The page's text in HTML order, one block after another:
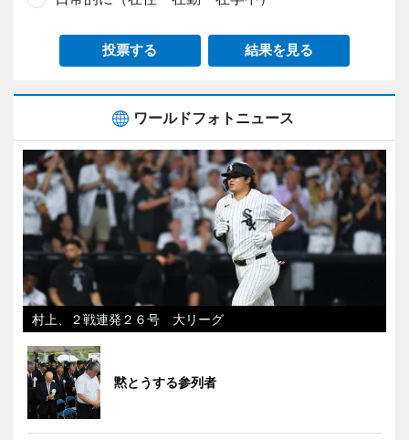
投票する 結果を見る
ワールドフォトニュース
村上、２戦連発２６号 大リーグ
黙とうする参列者